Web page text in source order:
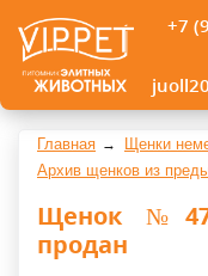
+7
Главная
Щенки
Архив щенков из
Щенок
продан